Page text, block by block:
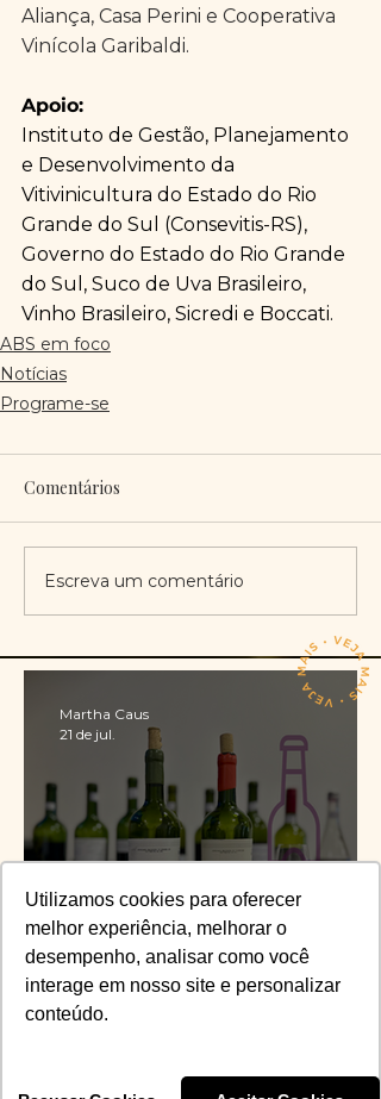
Utilizamos cookies para oferecer
melhor experiência, melhorar o
desempenho, analisar como você
interage em nosso site e personalizar
conteúdo.
Aliança, Casa Perini e Cooperativa
Vinícola Garibaldi.
Apoio:
Instituto de Gestão, Planejamento
e Desenvolvimento da
Vitivinicultura do Estado do Rio
Grande do Sul (Consevitis-RS),
Governo do Estado do Rio Grande
do Sul, Suco de Uva Brasileiro,
Vinho Brasileiro, Sicredi e Boccati.
ABS em foco
Notícias
Programe-se
Comentários
Escreva um comentário
Corte da edição 2026 do
Chimas é definido
Martha Caus
21 de jul.